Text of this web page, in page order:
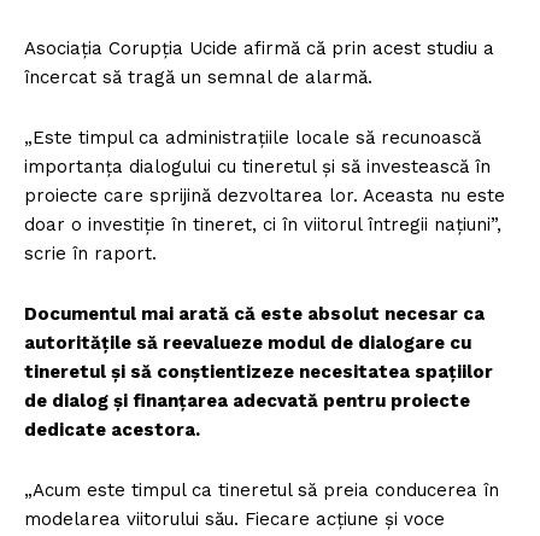
Asociația Corupția Ucide afirmă că prin acest studiu a
încercat să tragă un semnal de alarmă.
„Este timpul ca administrațiile locale să recunoască
importanța dialogului cu tineretul și să investească în
proiecte care sprijină dezvoltarea lor. Aceasta nu este
doar o investiție în tineret, ci în viitorul întregii națiuni”,
scrie în raport.
Documentul mai arată că este absolut necesar ca
autoritățile să reevalueze modul de dialogare cu
tineretul și să conștientizeze necesitatea spațiilor
de dialog și finanțarea adecvată pentru proiecte
dedicate acestora.
„Acum este timpul ca tineretul să preia conducerea în
modelarea viitorului său. Fiecare acțiune și voce